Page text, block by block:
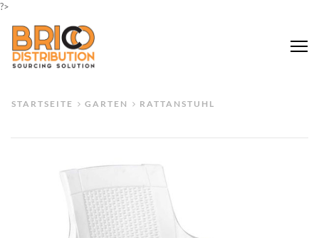
?>
STARTSEITE GARTEN RATTANSTUHL